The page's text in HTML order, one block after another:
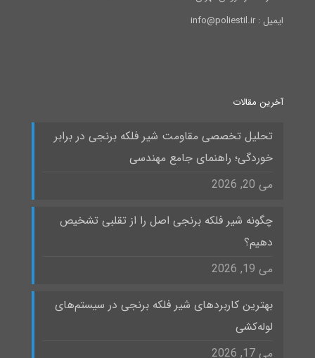
ایمیل : info@poliestil.ir
آخرین مقالات
تحلیل تخصصی مقاومت شیر فلکه برنجی در برابر
خوردگی؛ راهنمای جامع مهندسی
می 20, 2026
چگونه شیر فلکه برنجی اصل را از تقلبی تشخیص
دهیم؟
می 19, 2026
بهترین کاربردهای شیر فلکه برنجی در سیستم‌های
لوله‌کشی
می 17, 2026